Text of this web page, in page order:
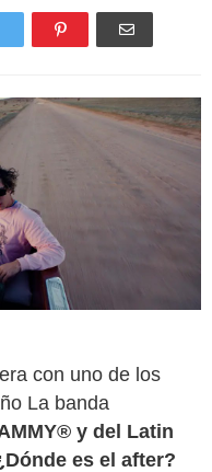
con uno de los
La banda
y del Latin
es el after?